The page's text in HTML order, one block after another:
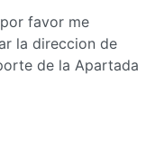
favor me
la direccion de
de la Apartada